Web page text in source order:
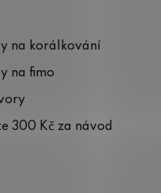
na korálkování
na fimo
300 Kč za návod